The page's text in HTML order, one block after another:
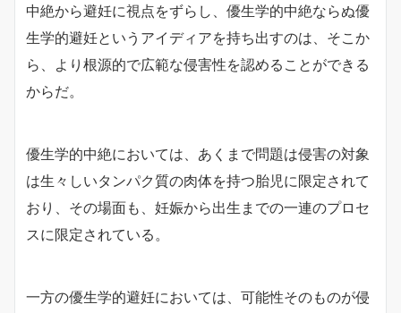
中絶から避妊に視点をずらし、優生学的中絶ならぬ優
生学的避妊というアイディアを持ち出すのは、そこか
ら、より根源的で広範な侵害性を認めることができる
からだ。
優生学的中絶においては、あくまで問題は侵害の対象
は生々しいタンパク質の肉体を持つ胎児に限定されて
おり、その場面も、妊娠から出生までの一連のプロセ
スに限定されている。
一方の優生学的避妊においては、可能性そのものが侵